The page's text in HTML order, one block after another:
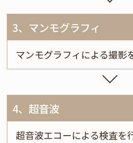
3、マンモグラフィ
マンモグラフィによる撮影
4、超音波
超音波エコーによる検査を